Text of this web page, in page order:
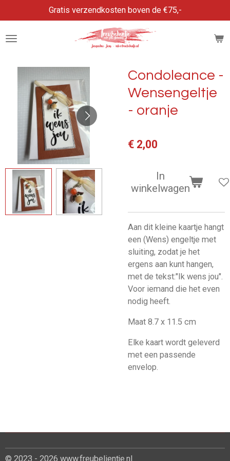
direct
naar
Gratis verzendkosten boven de €75,-
Condoleance -
Wensengeltje
- oranje
€ 2,00
In
winkelwagen
Aan dit kleine kaartje hangt
een (Wens) engeltje met
sluiting, zodat je het
ergens aan kunt hangen,
met de tekst:"Ik wens jou".
Voor iemand die het even
nodig heeft.
Maat 8.7 x 11.5 cm
Elke kaart wordt geleverd
met een passende
envelop.
© 2023 - 2026 www.freubelientje.nl